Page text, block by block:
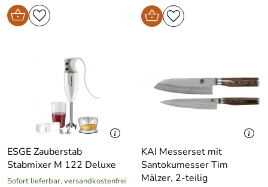
ESGE Zauberstab
Stabmixer M 122 Deluxe
Sofort lieferbar, versandkostenfrei
KAI Messerset mit
Santokumesser Tim
Mälzer, 2-teilig